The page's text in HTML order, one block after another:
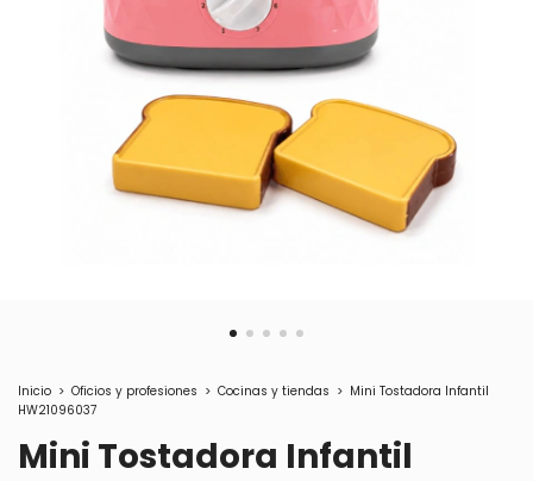
Inicio > Oficios y profesiones > Cocinas y tiendas > Mini Tostadora Infantil
HW21096037
Mini Tostadora Infantil